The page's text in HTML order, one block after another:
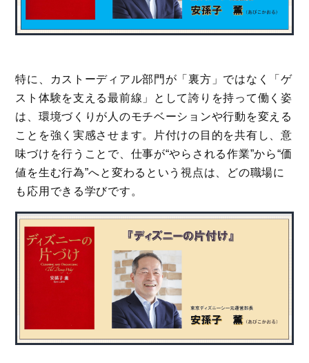
特に、カストーディアル部門が「裏方」ではなく「ゲ
スト体験を支える最前線」として誇りを持って働く姿
は、環境づくりが人のモチベーションや行動を変える
ことを強く実感させます。片付けの目的を共有し、意
味づけを行うことで、仕事が“やらされる作業”から“価
値を生む行為”へと変わるという視点は、どの職場に
も応用できる学びです。